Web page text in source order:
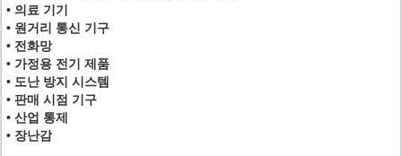
• 의료 기기
• 원거리 통신 기구
• 전화망
• 가정용 전기 제품
• 도난 방지 시스템
• 판매 시점 기구
• 산업 통제
• 장난감